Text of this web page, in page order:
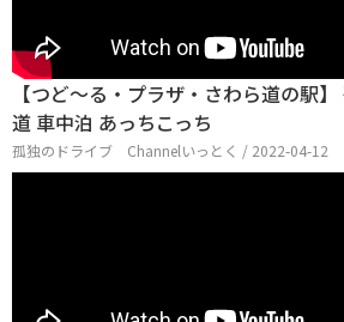
【つど～る・プラザ・さわら道の駅
道 車中泊 あっちこっち
孤独のドライブ Channelいっとく / 2022-04-12